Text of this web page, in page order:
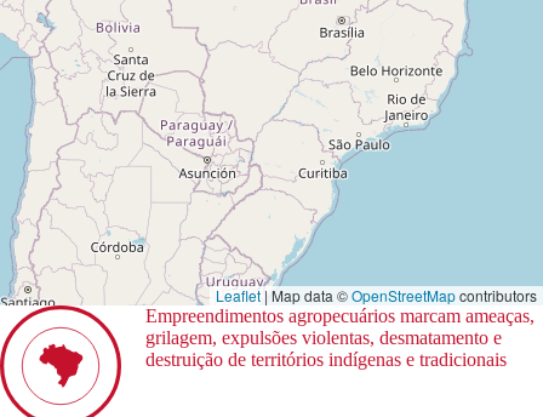
Leaflet | Map data ©OpenStreetMapcontributors
Empreendimentos agropecuários marcam ameaças,
grilagem, expulsões violentas, desmatamento e
destruição de territórios indígenas e tradicionais